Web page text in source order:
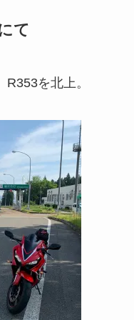
て
を北上。